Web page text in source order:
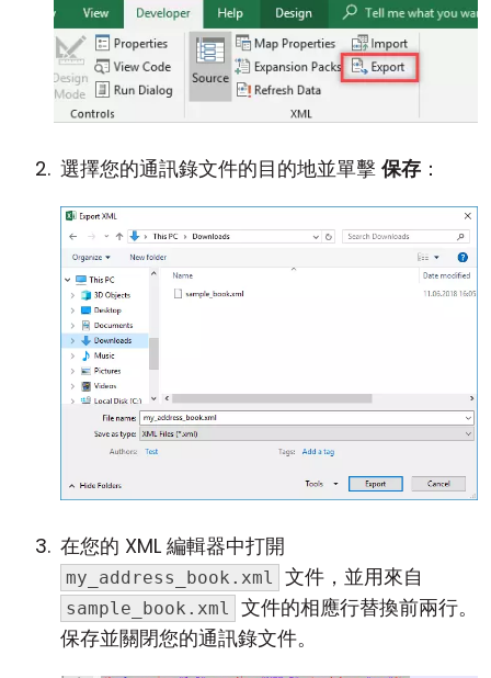
選擇您的通訊錄文件的目的地並單擊 保存 ：
在您的 XML 編輯器中打開
my_address_book.xml 文件，並用來自
sample_book.xml
文件的相應行替換前兩行。
保存並關閉您的通訊錄文件。